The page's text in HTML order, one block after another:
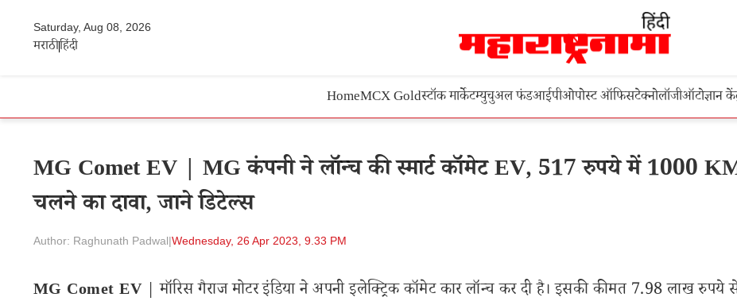
Saturday, Aug 08, 2026
मराठीहिंदी
HomeMCX Goldस्टॉक मार्केटम्युचुअल फंडआईपीओपोस्ट ऑफिसटेक्नोलॉजीऑटोज्ञान
MG Comet EV | MG कंपनी ने लॉन्च की स्मार्ट कॉमेट EV, 517 रुपये में 1000
चलने का दावा, जाने डिटेल्स
Author: Raghunath Padwal|Wednesday, 26 Apr 2023, 9.33 PM
MG Comet EV| मॉरिस गैराज मोटर इंडिया ने अपनी इलेक्ट्रिक कॉमेट कार लॉन्च कर दी है। इसकी कीमत 7.98 लाख रुपये